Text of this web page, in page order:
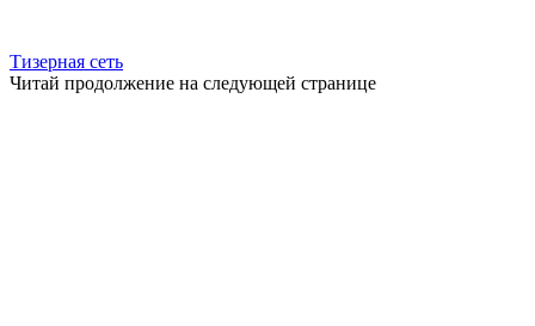
Тизерная сеть
Читай продолжение на следующей странице